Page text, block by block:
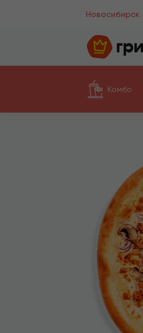
Новосибирск
Комбо